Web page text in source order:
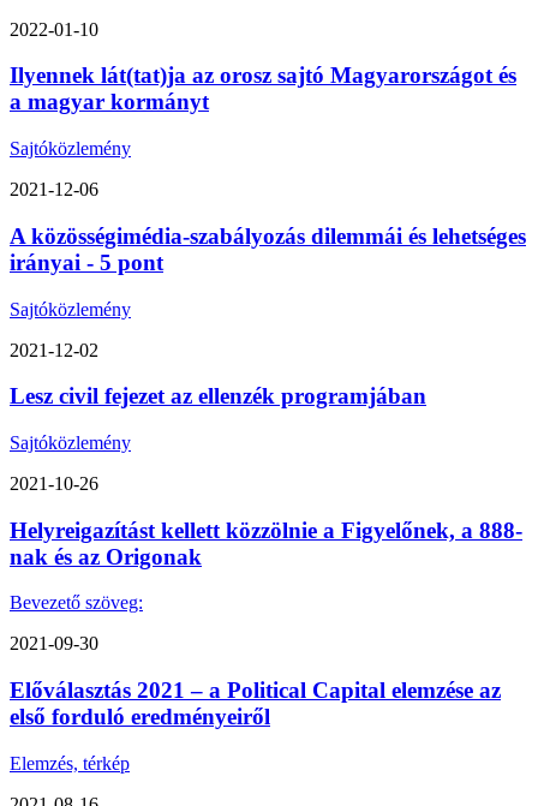
2022-01-10
Ilyennek lát(tat)ja az orosz sajtó Magyarországot és
a magyar kormányt
Sajtóközlemény
2021-12-06
A közösségimédia-szabályozás dilemmái és lehetséges
irányai - 5 pont
Sajtóközlemény
2021-12-02
Lesz civil fejezet az ellenzék programjában
Sajtóközlemény
2021-10-26
Helyreigazítást kellett közzölnie a Figyelőnek, a 888-
nak és az Origonak
Bevezető szöveg:
2021-09-30
Előválasztás 2021 – a Political Capital elemzése az
első forduló eredményeiről
Elemzés, térkép